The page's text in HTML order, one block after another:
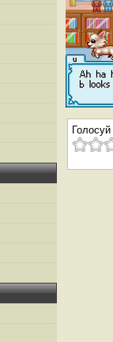
Голосуй